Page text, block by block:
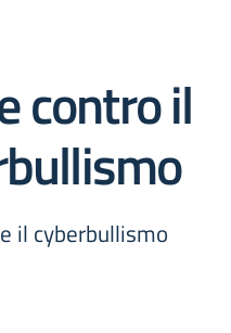
contro il
il cyberbullismo